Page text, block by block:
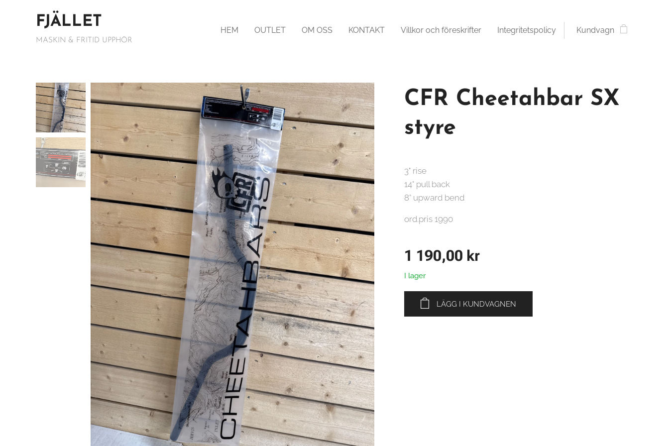
FJÄLLET
MASKIN & FRITID UPPHÖR
HEM OUTLET OM OSS KONTAKT Villkor och föreskrifter Integritetspolicy Kundvagn
CFR Cheetahbar SX
styre
3" rise
14° pull back
8° upward bend
ord.pris 1990
1 190,00 kr
I lager
LÄGG I KUNDVAGNEN